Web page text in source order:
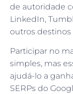
de autoridade
LinkedIn,
outros
Participar no
simples, mas
ajudá-lo a
SERPs do